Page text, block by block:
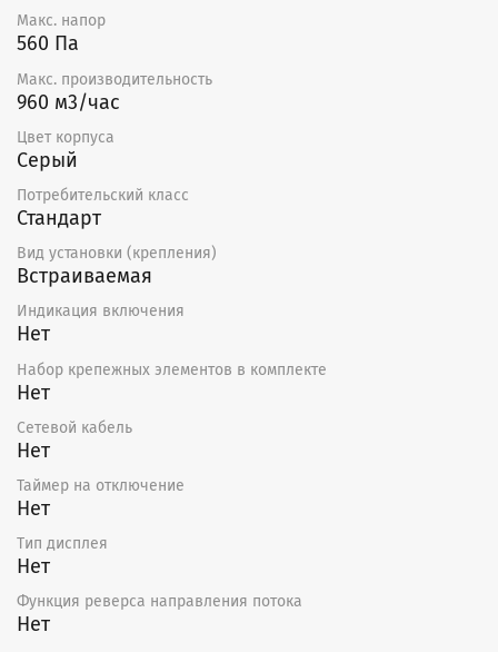
Макс. напор
560 Па
Макс. производительность
960 м3/час
Цвет корпуса
Серый
Потребительский класс
Стандарт
Вид установки (крепления)
Встраиваемая
Индикация включения
Нет
Набор крепежных элементов в комплекте
Нет
Сетевой кабель
Нет
Таймер на отключение
Нет
Тип дисплея
Нет
Функция реверса направления потока
Нет